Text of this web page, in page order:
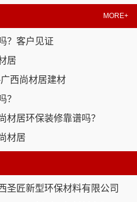
MORE+
？客户见证
居
西尚材居建材
？
材居环保装修靠谱吗？
材居
圣匠新型环保材料有限公司